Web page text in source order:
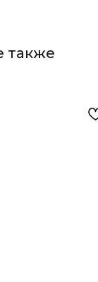
также